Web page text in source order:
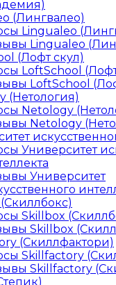
(Лингвалео)
Lingualeo
Lingualeo
(Лофт скул)
LoftSchool
LoftSchool
(Нетология)
Netology
Netology
Университет
Университет
Skillbox
Skillbox
(Скиллфактори)
Skillfactory
Skillfactory